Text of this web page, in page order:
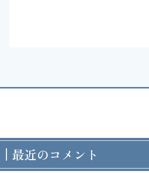
最近のコメント